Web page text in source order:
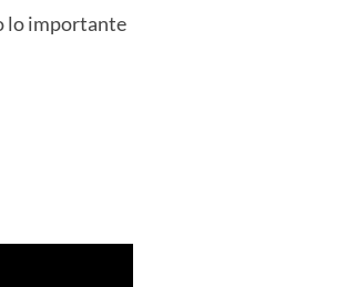
lo importante